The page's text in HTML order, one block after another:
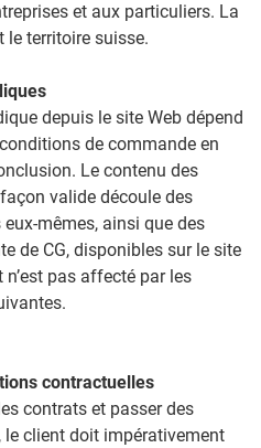
et aux particuliers. La
le territoire suisse.
depuis le site Web dépend
de commande en
Le contenu des
valide découle des
mêmes, ainsi que des
de CG, disponibles sur le site
pas affecté par les
contractuelles
contrats et passer des
client doit impérativement